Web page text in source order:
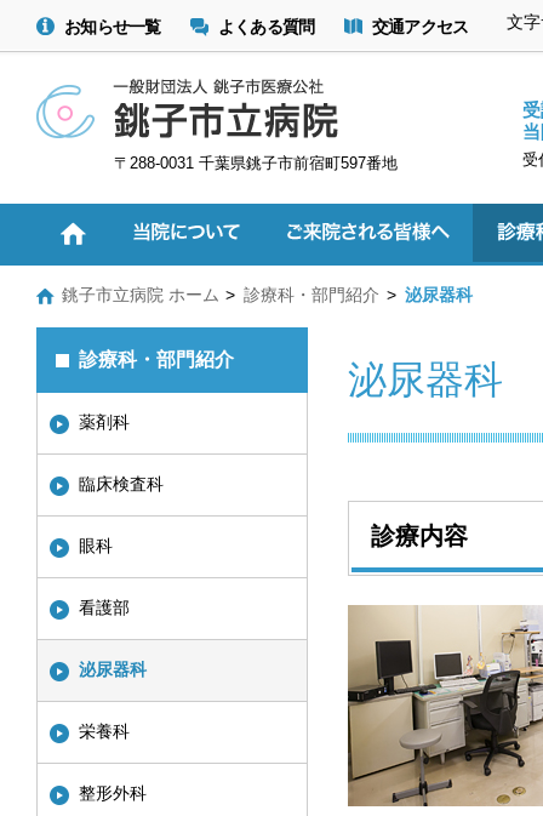
お知らせ一覧 よくある質問 交通アクセス 文
〒288-0031 千葉県銚子市前宿町597番地 受
銚子市立病院 ホーム 診療科・部門紹介 泌尿器科
泌尿器科
診療内容
診療科・部門紹介
薬剤科
臨床検査科
眼科
看護部
泌尿器科
栄養科
整形外科